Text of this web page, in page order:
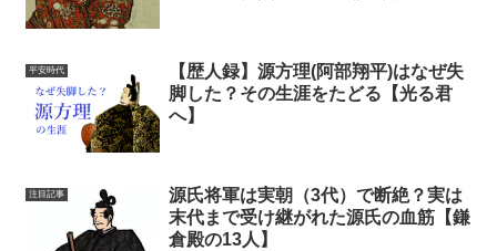
平安時代
【歴人録】源方理(阿部翔平)はなぜ失
脚した？その生涯をたどる【光る君
へ】
注目記事
源氏将軍は実朝（3代）で断絶？実は
末代まで受け継がれた源氏の血筋【鎌
倉殿の13人】